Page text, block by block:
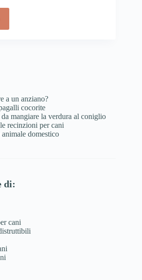
a un anziano?
cocorite
da mangiare la verdura al coniglio
recinzioni per cani
domestico
di:
cani